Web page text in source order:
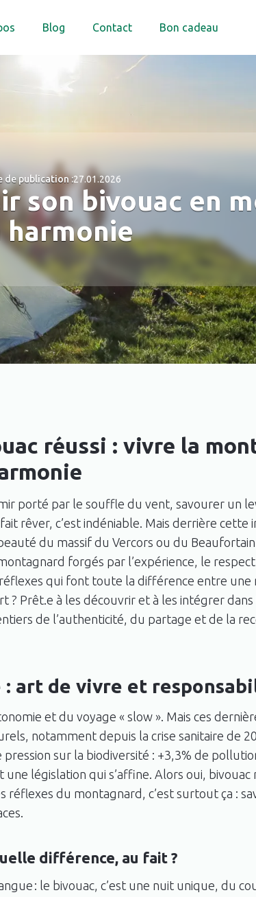
Blog Contact Bon cadeau
de publication :27.01.2026
son bivouac en
harmonie
réussi : vivre la
porté par le souffle du vent, savourer un
rêver, c’est indéniable. Mais derrière cette
du massif du Vercors ou du
forgés par l’expérience, le
réflexes qui font toute la différence entre une
Prêt.e à les découvrir et à les intégrer dans
de l’authenticité, du partage et de la
: art de vivre et
et du voyage « slow ». Mais ces
notamment depuis la crise sanitaire de
sur la biodiversité : +3,3% de
législation qui s’affine. Alors oui, bivouac
réflexes du montagnard, c’est surtout ça :
différence, au fait ?
: le bivouac, c’est une nuit unique, du